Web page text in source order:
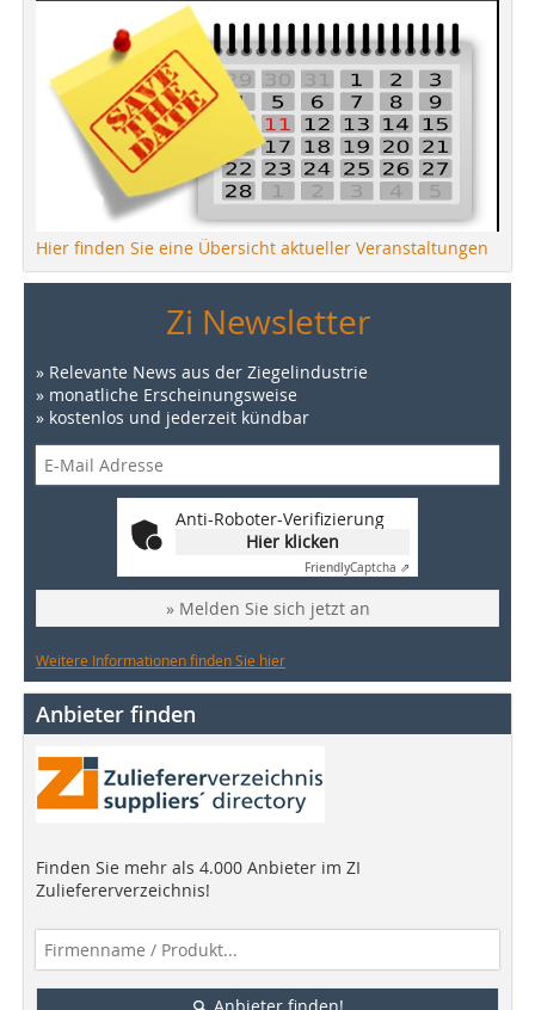
Hier finden Sie eine Übersicht aktueller Veranstaltungen
Zi Newsletter
» Relevante News aus der Ziegelindustrie
» monatliche Erscheinungsweise
» kostenlos und jederzeit kündbar
Anti-Roboter-Verifizierung
Hier klicken
FriendlyCaptcha ⇗
» Melden Sie sich jetzt an
Weitere Informationen finden Sie hier
Anbieter finden
Finden Sie mehr als 4.000 Anbieter im ZI
Zuliefererverzeichnis!
Anbieter finden!